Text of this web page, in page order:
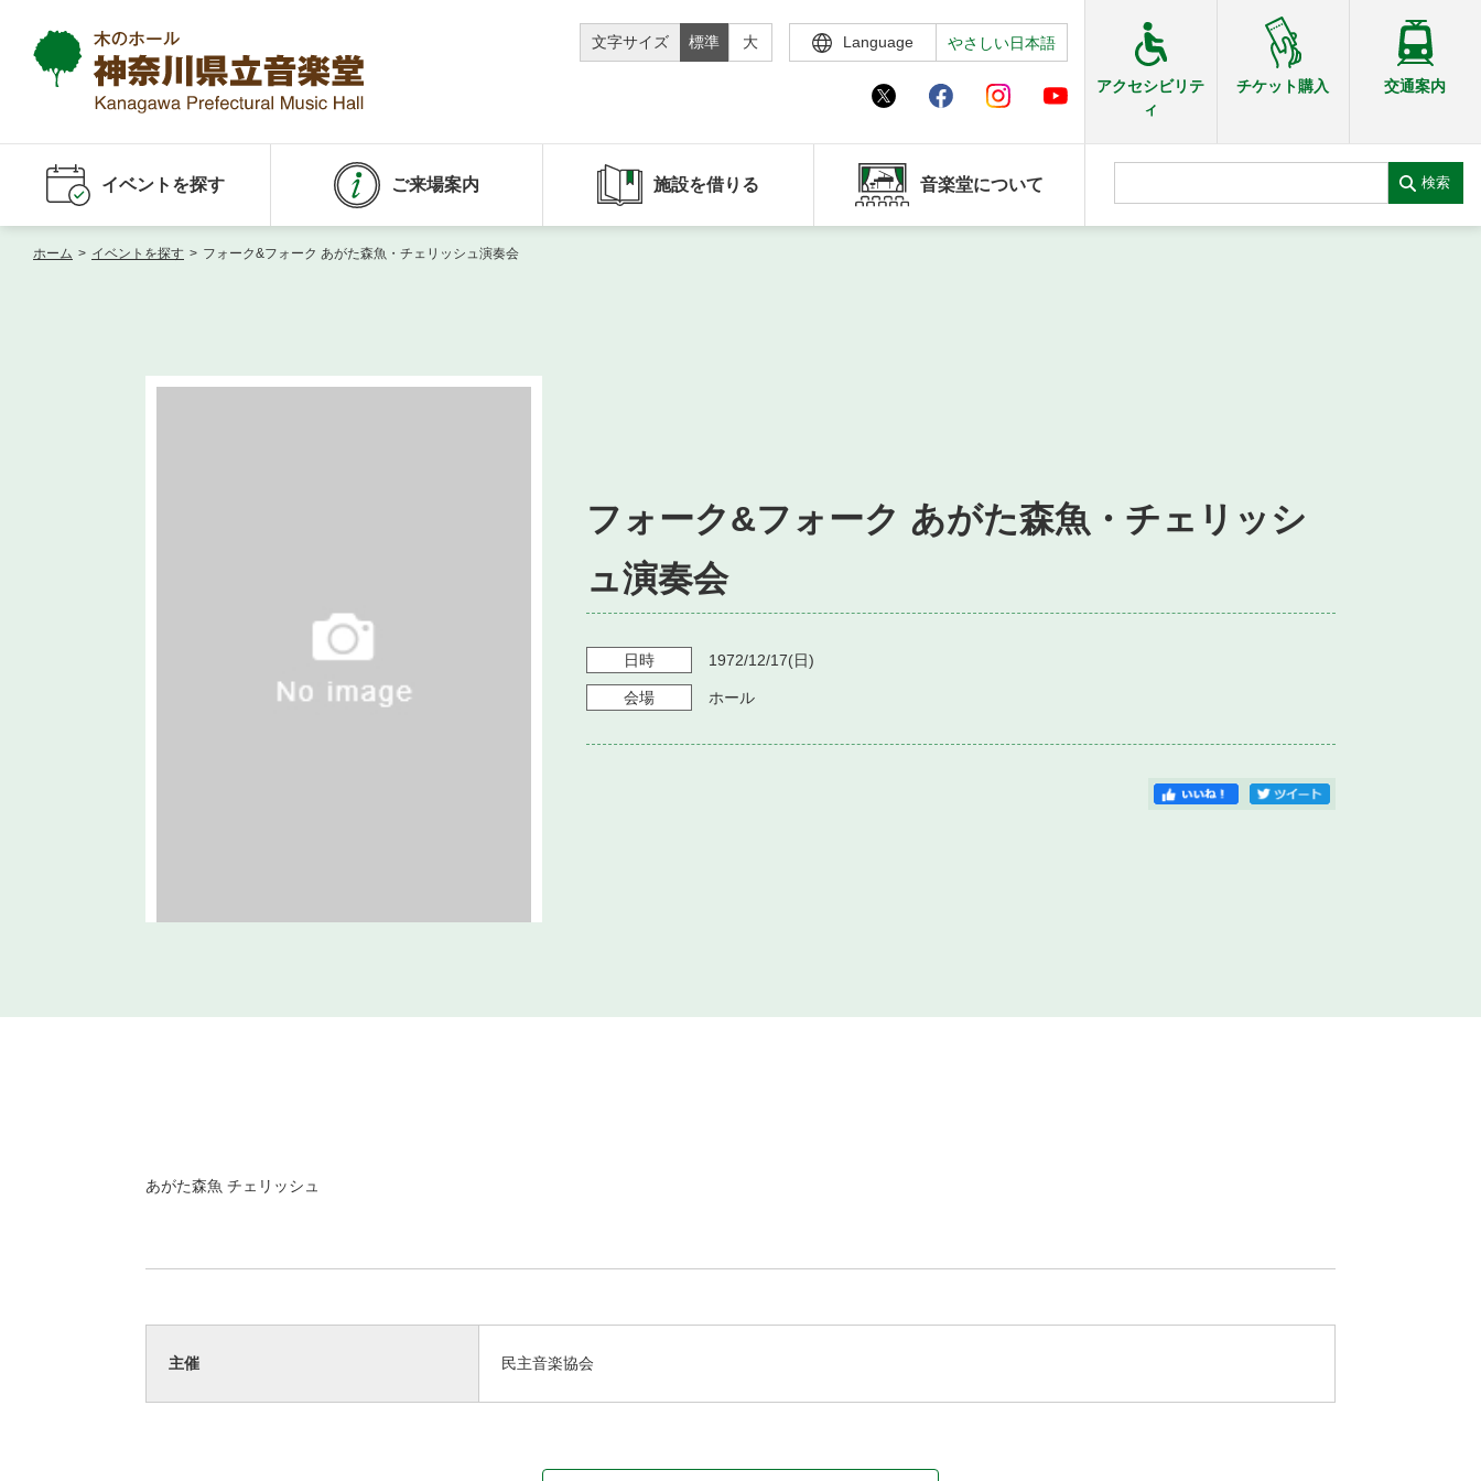
文字サイズ 標準 大 Language やさしい日本語
アクセシビリテ
ィ
チケット購入 交通案内
イベントを探す ご来場案内 施設を借りる 音楽堂について 検索
ホーム > イベントを探す > フォーク&フォーク あがた森魚・チェリッシュ演奏会
フォーク&フォーク あがた森魚・チェリッシ
ュ演奏会
日時 1972/12/17(日)
会場 ホール
あがた森魚 チェリッシュ
主催 民主音楽協会